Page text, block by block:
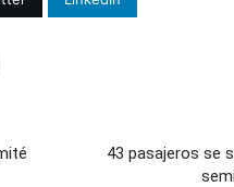
43 pasajeros se